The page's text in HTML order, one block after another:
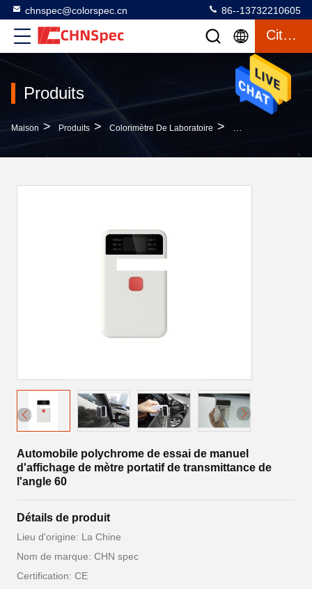
chnspec@colorspec.cn 86--13732210605
Citation
Produits
Maison > Produits > Colorimètre De Laboratoire > Automobile
Automobile polychrome de essai de manuel
d'affichage de mètre portatif de transmittance de
l'angle 60
Détails de produit
Lieu d'origine: La Chine
Nom de marque: CHN spec
Certification: CE